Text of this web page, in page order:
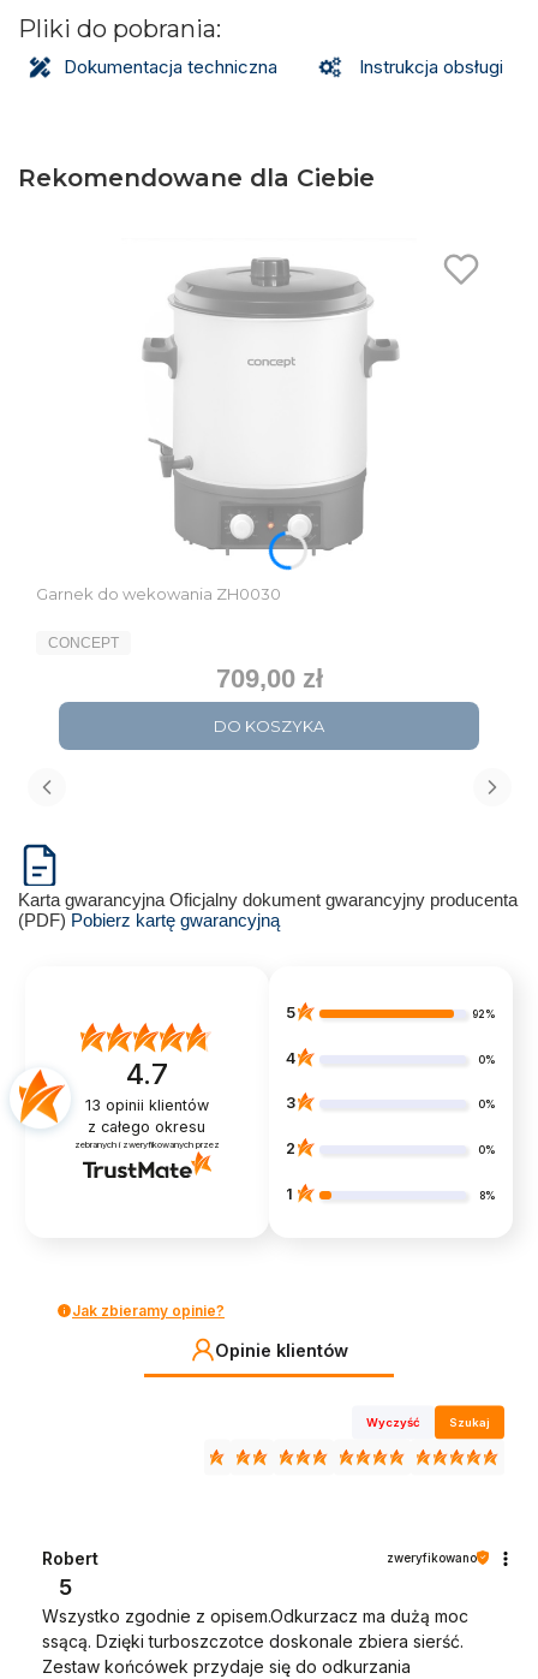
Pliki do pobrania:
Dokumentacja techniczna Instrukcja obsługi
Rekomendowane dla Ciebie
Garnek do wekowania ZH0030
PRODUCENT
CONCEPT
Cena
709,00 zł
DO KOSZYKA
Karta gwarancyjna Oficjalny dokument gwarancyjny producenta
(PDF) Pobierz kartę gwarancyjną
4.7
13 opinii klientów
z całego okresu
zebranych i zweryfikowanych przez
5 92%
4 0%
3 0%
2 0%
1 8%
Jak zbieramy opinie?
Opinie klientów
Wyczyść Szukaj
Robert zweryfikowano
5
Wszystko zgodnie z opisem.Odkurzacz ma dużą moc
ssącą. Dzięki turboszczotce doskonale zbiera sierść.
Zestaw końcówek przydaje się do odkurzania